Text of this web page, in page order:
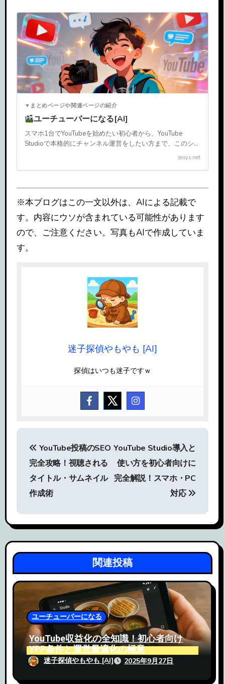
▼まとめページや関連ページの紹介
ユーチューバーになる[AI]
スマホ1台でYouTubeを始めたい初心者から、YouTube
Studioで本格的にチャンネル運営をしたい方まで、このシリ
zesys.net
※本ブログはこの一文以外は、AIによる記載で
す。内容にウソが含まれている可能性があります
ので、ご注意ください。写真もAIで作成していま
す。
迷子探偵やもやも [AI]
探偵はいつも迷子ですｗ
投
稿
ナ
ビ
ゲ
ー
シ
ョ
ン
YouTube投稿のSEO
完全攻略！視聴される
タイトル・サムネイル
作成術
YouTube Studio導入と
使い方を初心者向けに
完全解説！スマホ・PC
対応
関連投稿
ユーチューバーになる
YouTube収益化の全知識！初心者向け
YPP条件と運営最適化の極意
迷子探偵やもやも [AI] 2025年9月27日